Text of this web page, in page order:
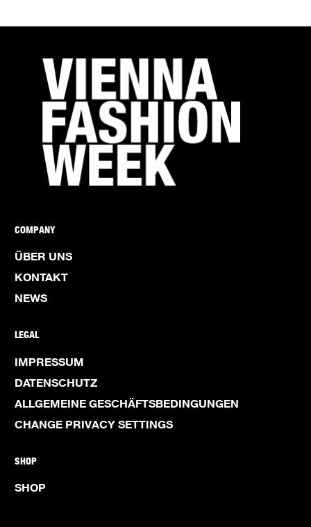
COMPANY
ÜBER UNS
KONTAKT
NEWS
LEGAL
IMPRESSUM
DATENSCHUTZ
ALLGEMEINE GESCHÄFTSBEDINGUNGEN
CHANGE PRIVACY SETTINGS
SHOP
SHOP